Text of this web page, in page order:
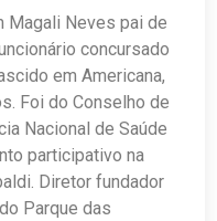
Magali Neves pai de
concursado
em Americana,
Foi do Conselho de
Nacional de Saúde
participativo na
Diretor fundador
Parque das